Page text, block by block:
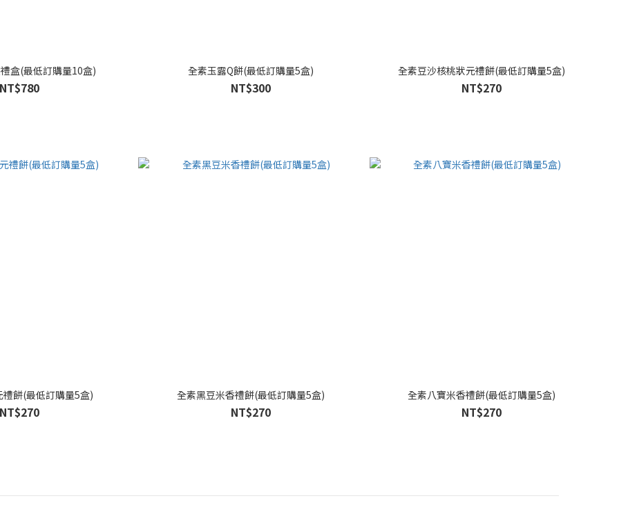
盒(最低訂購量10盒) 全素玉露Q餅(最低訂購量5盒)
NT$300
全素豆沙核桃狀元禮餅(最低訂購量5盒)
NT$270
餅(最低訂購量5盒) 全素黑豆米香禮餅(最低訂購量5盒)
NT$270
全素八寶米香禮餅(最低訂購量5盒)
NT$270